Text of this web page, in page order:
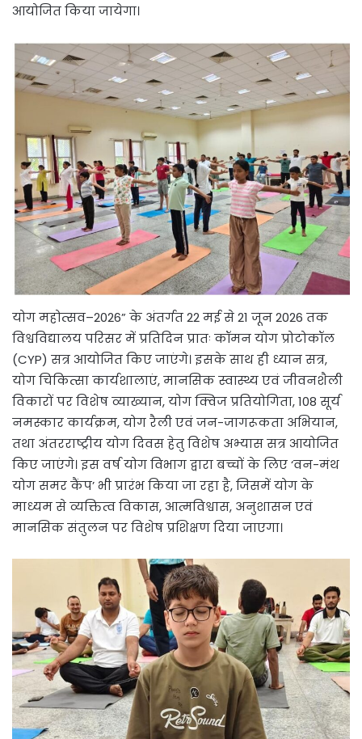
आयोजित किया जायेगा।
योग महोत्सव–2026” के अंतर्गत 22 मई से 21 जून 2026 तक
विश्वविद्यालय परिसर में प्रतिदिन प्रातः कॉमन योग प्रोटोकॉल
(CYP) सत्र आयोजित किए जाएंगे। इसके साथ ही ध्यान सत्र,
योग चिकित्सा कार्यशालाएं, मानसिक स्वास्थ्य एवं जीवनशैली
विकारों पर विशेष व्याख्यान, योग क्विज प्रतियोगिता, 108 सूर्य
नमस्कार कार्यक्रम, योग रैली एवं जन-जागरूकता अभियान,
तथा अंतरराष्ट्रीय योग दिवस हेतु विशेष अभ्यास सत्र आयोजित
किए जाएंगे। इस वर्ष योग विभाग द्वारा बच्चों के लिए ‘वन-मंथ
योग समर कैंप’ भी प्रारंभ किया जा रहा है, जिसमें योग के
माध्यम से व्यक्तित्व विकास, आत्मविश्वास, अनुशासन एवं
मानसिक संतुलन पर विशेष प्रशिक्षण दिया जाएगा।